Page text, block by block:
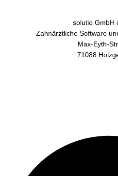
solutio GmbH
Zahnärztliche Software
Max-Eyth-
71088